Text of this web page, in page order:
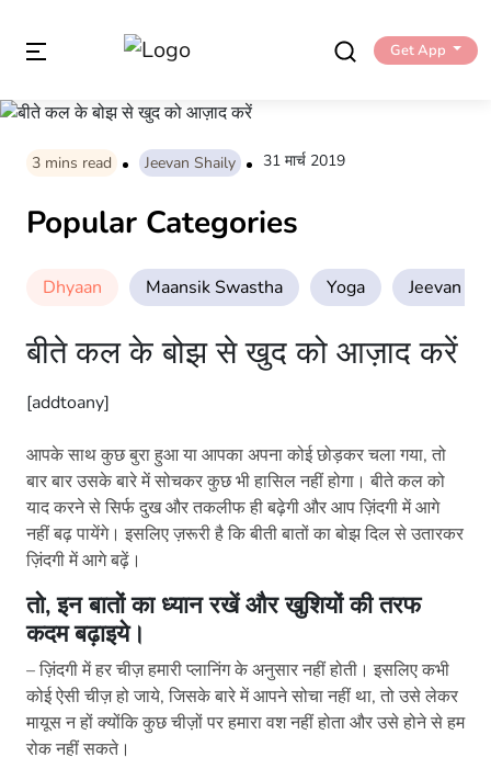
Get App
3 mins read Jeevan Shaily 31 मार्च 2019
Popular Categories
Dhyaan Maansik Swastha Yoga Jeevan
बीते कल के बोझ से खुद को आज़ाद करें
[addtoany]
आपके साथ कुछ बुरा हुआ या आपका अपना कोई छोड़कर चला गया, तो
बार बार उसके बारे में सोचकर कुछ भी हासिल नहीं होगा। बीते कल को
याद करने से सिर्फ दुख और तकलीफ ही बढ़ेगी और आप ज़िंदगी में आगे
नहीं बढ़ पायेंगे। इसलिए ज़रूरी है कि बीती बातों का बोझ दिल से उतारकर
ज़िंदगी में आगे बढ़ें।
तो, इन बातों का ध्यान रखें और खुशियों की तरफ
कदम बढ़ाइये।
– ज़िंदगी में हर चीज़ हमारी प्लानिंग के अनुसार नहीं होती। इसलिए कभी
कोई ऐसी चीज़ हो जाये, जिसके बारे में आपने सोचा नहीं था, तो उसे लेकर
मायूस न हों क्योंकि कुछ चीज़ों पर हमारा वश नहीं होता और उसे होने से हम
रोक नहीं सकते।